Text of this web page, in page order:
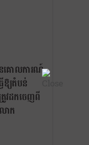
នគោលការណ៍
ឱ្យតំបន់
វដកចេញពី
ោក